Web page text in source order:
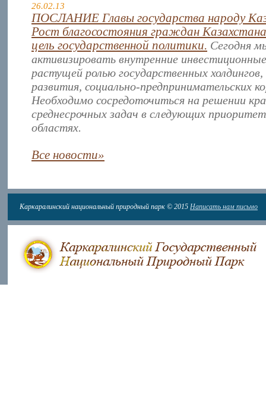
26.02.13
ПОСЛАНИЕ Главы государства народу
Рост благосостояния граждан
цель государственной политики. Сегодня
активизировать внутренние
растущей ролью государственных
развития, социально-предпринимательских
Необходимо сосредоточиться на решении
среднесрочных задач в следующих
областях.
Все новости»
Каркаралинский национальный природный парк © 2015 Написать нам письмо